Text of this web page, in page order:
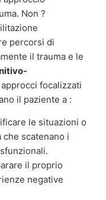
Non ?
percorsi di
il trauma e le
focalizzati
il paziente a :
le situazioni o
scatenano i
il proprio
negative